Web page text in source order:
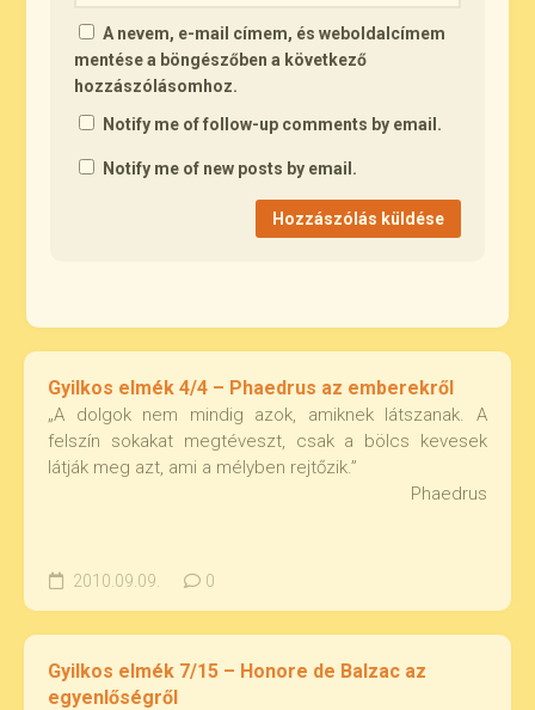
A nevem, e-mail címem, és weboldalcímem
mentése a böngészőben a következő
hozzászólásomhoz.
Notify me of follow-up comments by email.
Notify me of new posts by email.
Gyilkos elmék 4/4 – Phaedrus az emberekről
„A dolgok nem mindig azok, amiknek látszanak. A
felszín sokakat megtéveszt, csak a bölcs kevesek
látják meg azt, ami a mélyben rejtőzik.”
Phaedrus
2010.09.09. 0
Gyilkos elmék 7/15 – Honore de Balzac az
egyenlőségről